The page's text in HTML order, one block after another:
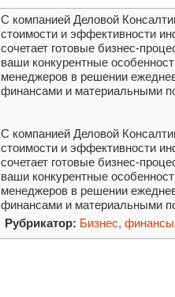
С компанией Деловой
стоимости и эффективности
сочетает готовые бизнес-
ваши конкурентные
менеджеров в решении
финансами и материальными
С компанией Деловой
стоимости и эффективности
сочетает готовые бизнес-
ваши конкурентные
менеджеров в решении
финансами и материальными
Рубрикатор: Бизнес, финансы